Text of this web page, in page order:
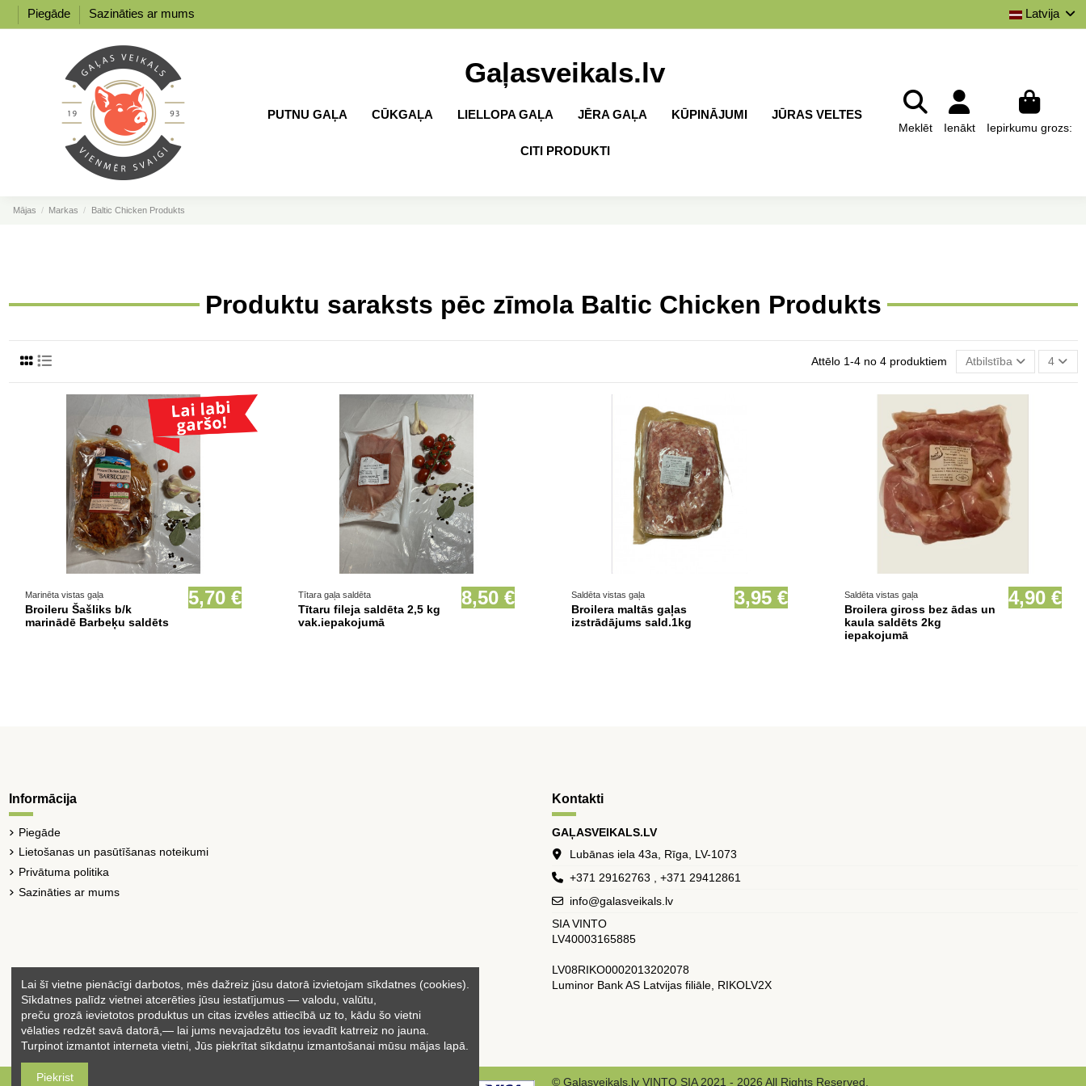
Piegāde Sazināties ar mums Latvija
Gaļasveikals.lv
PUTNU GAĻA CŪKGAĻA LIELLOPA GAĻA JĒRA GAĻA KŪPINĀJUMI JŪRAS VELTES
CITI PRODUKTI
Meklēt Ienākt Iepirkumu grozs:
Mājas Markas Baltic Chicken Produkts
Produktu saraksts pēc zīmola Baltic Chicken Produkts
Attēlo 1-4 no 4 produktiem Atbilstība 4
Marinēta vistas gaļa
Broileru Šašliks b/k
marinādē Barbeķu saldēts
5,70 €
Nav noliktavā
Tītara gaļa saldēta
Tītaru fileja saldēta 2,5 kg
vak.iepakojumā
8,50 € Saldēta vistas gaļa
Broilera maltās gaļas
izstrādājums sald.1kg
3,95 € Saldēta vistas gaļa
Broilera giross bez ādas un
kaula saldēts 2kg
iepakojumā
4,90 €
Informācija
Piegāde
Lietošanas un pasūtīšanas noteikumi
Privātuma politika
Sazināties ar mums
Kontakti
GAĻASVEIKALS.LV
Lubānas iela 43a, Rīga, LV-1073
+371 29162763 , +371 29412861
info@galasveikals.lv
SIA VINTO
LV40003165885
LV08RIKO0002013202078
Luminor Bank AS Latvijas filiāle, RIKOLV2X
© Galasveikals.lv VINTO SIA 2021 - 2026 All Rights Reserved.
Lai šī vietne pienācīgi darbotos, mēs dažreiz jūsu datorā izvietojam sīkdatnes (cookies).
Sīkdatnes palīdz vietnei atcerēties jūsu iestatījumus — valodu, valūtu,
preču grozā ievietotos produktus un citas izvēles attiecībā uz to, kādu šo vietni
vēlaties redzēt savā datorā,— lai jums nevajadzētu tos ievadīt katrreiz no jauna.
Turpinot izmantot interneta vietni, Jūs piekrītat sīkdatņu izmantošanai mūsu mājas lapā.
Piekrist